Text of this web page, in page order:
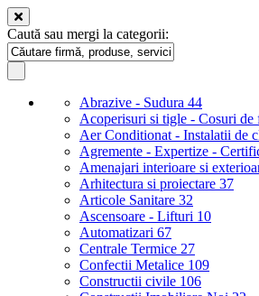
Caută sau mergi la categorii:
Abrazive - Sudura 44
Acoperisuri si tigle - Cosuri de
Aer Conditionat - Instalatii de
Agremente - Expertize -
Amenajari interioare si
Arhitectura si proiectare 37
Articole Sanitare 32
Ascensoare - Lifturi 10
Automatizari 67
Centrale Termice 27
Confectii Metalice 109
Constructii civile 106